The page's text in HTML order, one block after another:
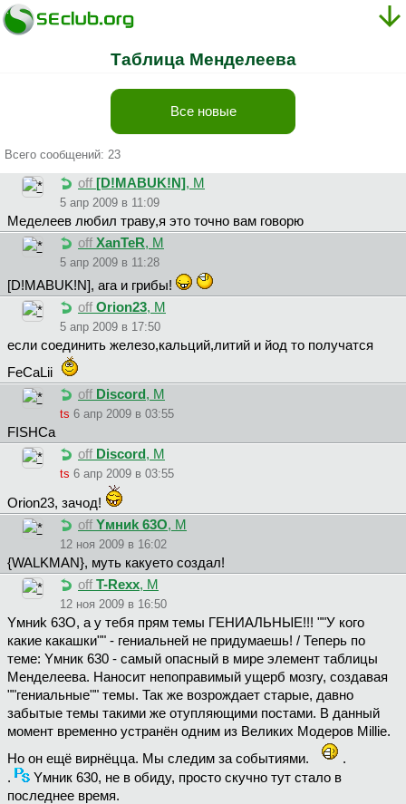
Таблица Менделеева
Все новые
Всего сообщений: 23
off [D!MABUK!N], М
5 апр 2009 в 11:09
Меделеев любил траву,я это точно вам говорю
off XanTeR, М
5 апр 2009 в 11:28
[D!MABUK!N], ага и грибы!
off Orion23, М
5 апр 2009 в 17:50
если соединить железо,кальций,литий и йод то получатся
FeCaLii
off Discord , М
ts 6 апр 2009 в 03:55
FISHCa
off Discord, М
ts 6 апр 2009 в 03:55
Orion23, зачод!
off Yмниk 63O, М
12 ноя 2009 в 16:02
{WALKMAN}, муть какуето создал!
off T-Rexx, М
12 ноя 2009 в 16:50
Yмниk 63O, а у тебя прям темы ГЕНИАЛЬНЫЕ!!! ""У кого
какие какашки"" - гениальней не придумаешь! / Теперь по
теме: Yмник 630 - самый опасный в мире элемент таблицы
Менделеева. Наносит непоправимый ущерб мозгу, создавая
""гениальные"" темы. Так же возрождает старые, давно
забытые темы такими же отупляющими постами. В данный
момент временно устранён одним из Великих Модеров Millie.
Но он ещё вирнёцца. Мы следим за событиями.
.
.
Yмник 630, не в обиду, просто скучно тут стало в
последнее время.